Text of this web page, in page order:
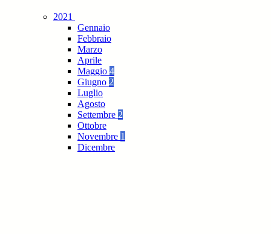
2021
Gennaio
Febbraio
Marzo
Aprile
Maggio 4
Giugno 2
Luglio
Agosto
Settembre 2
Ottobre
Novembre 1
Dicembre